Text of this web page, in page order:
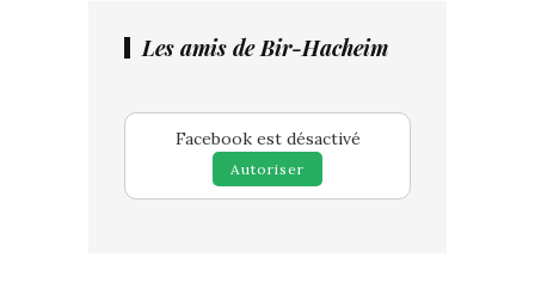
Les amis de Bir-Hacheim
Facebook est désactivé
Autoriser